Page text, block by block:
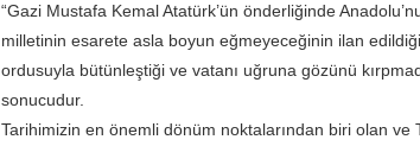
“Gazi Mustafa Kemal Atatürk’ün önderliğinde
milletinin esarete asla boyun eğmeyeceğinin ilan
ordusuyla bütünleştiği ve vatanı uğruna gözünü
sonucudur.
Tarihimizin en önemli dönüm noktalarından biri olan ve